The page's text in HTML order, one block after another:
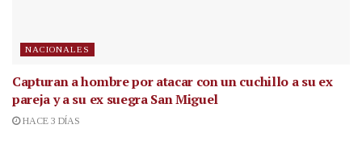
NACIONALES
Capturan a hombre por atacar con un cuchillo a su ex
pareja y a su ex suegra San Miguel
HACE 3 DÍAS